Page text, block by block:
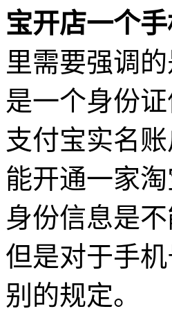
宝开店一个
里需要强调
是一个身份
支付宝实名
能开通一家
身份信息是
但是对于手
别的规定。